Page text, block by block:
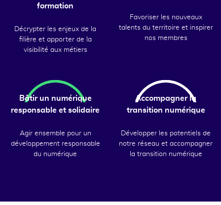
formation
Décrypter les enjeux de la
filière et apporter de la
visibilité aux métiers
Favoriser les nouveaux
talents du territoire et inspirer
nos membres
Bâtir un numérique
responsable et solidaire
Agir ensemble pour un
développement responsable
du numérique
Accompagner la
transition numérique
Développer les potentiels de
notre réseau et accompagner
la transition numérique